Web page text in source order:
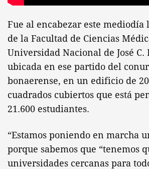
Fue al encabezar este mediodía
de la Facultad de Ciencias
Universidad Nacional de José C.
ubicada en ese partido del
bonaerense, en un edificio de
cuadrados cubiertos que está
21.600 estudiantes.
“Estamos poniendo en marcha
porque sabemos que “tenemos
universidades cercanas para